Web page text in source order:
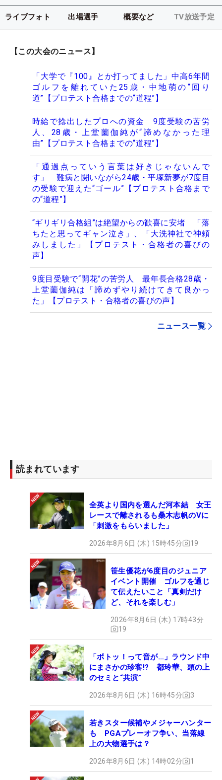
ライブフォト 出場選手 概要など TV放送予定
【この大会のニュース】
「大学で『100』とか打ってました」中高6年間
ゴルフを離れていた25歳・中地萌の“回り
道”【プロテスト合格までの“道程”】
時給で捻出したプロへの資金 9度受験の苦労
人、28歳・上堂薗伽純が“諦めなかった理
由”【プロテスト合格までの“道程”】
「通過点っていう言葉は好きじゃないんで
す」 難病と闘いながら24歳・平塚新夢が7度目
の受験で迎えた“ゴール”【プロテスト合格まで
の“道程”】
“ギリギリ合格組”は絶望からの歓喜に安堵 「落
ちたと思ってギャン泣き」、「大洗神社で神頼
みしました」【プロテスト・合格者の喜びの
声】
9度目受験で“開花”の苦労人 最年長合格28歳・
上堂薗伽純は「諦めずやり続けてきて良かっ
た」【プロテスト・合格者の喜びの声】
ニュース一覧
読まれています
全英より国内を選んだ河本結 女王
レースで離されるも桑木志帆のVに
「刺激をもらいました」
2026年8月6日 (木) 15時45分 19
笹生優花が6度目のジュニア
イベント開催 ゴルフを通じ
て伝えたいこと「真剣だけ
ど、それを楽しむ」
2026年8月6日 (木) 17時43分
19
「ボトッ！って音が…」ラウンド中
にまさかの珍客!? 都玲華、頭の上
のセミと“共演”
2026年8月6日 (木) 16時45分 3
若きスター候補やメジャーハンター
も PGAプレーオフ争い、当落線
上の大物選手は？
2026年8月6日 (木) 14時02分 1